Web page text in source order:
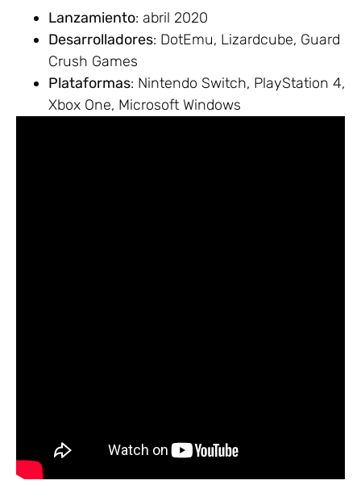
Lanzamiento: abril 2020
Desarrolladores: DotEmu, Lizardcube, Guard
Crush Games
Plataformas: Nintendo Switch, PlayStation 4,
Xbox One, Microsoft Windows